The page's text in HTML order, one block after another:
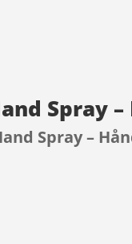
Spray
Spray –